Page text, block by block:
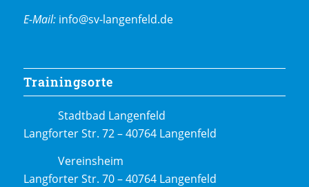
E-Mail: info@sv-langenfeld.de
Trainingsorte
Stadtbad Langenfeld
Langforter Str. 72 – 40764 Langenfeld
Vereinsheim
Langforter Str. 70 – 40764 Langenfeld